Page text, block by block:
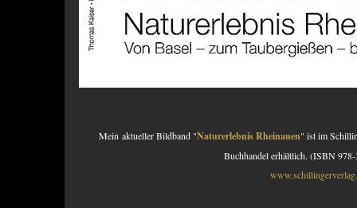
Mein aktueller Bildband "Naturerlebnis Rheinauen" ist im
Buchhandel erhältlich. (ISBN